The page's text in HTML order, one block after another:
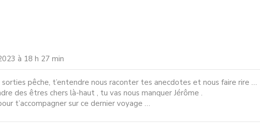
à 18 h 27 min
sorties pêche, t’entendre nous raconter tes anecdotes et nous faire rire …
des êtres chers là-haut , tu vas nous manquer Jérôme .
t’accompagner sur ce dernier voyage …